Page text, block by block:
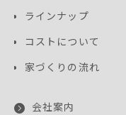
ラインナップ
コストについて
家づくりの流れ
会社案内